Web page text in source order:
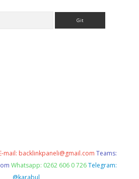
mail: backlinkpaneli@gmail.com Teams:
Whatsapp: 0262 606 0 726 Telegram:
@karabul